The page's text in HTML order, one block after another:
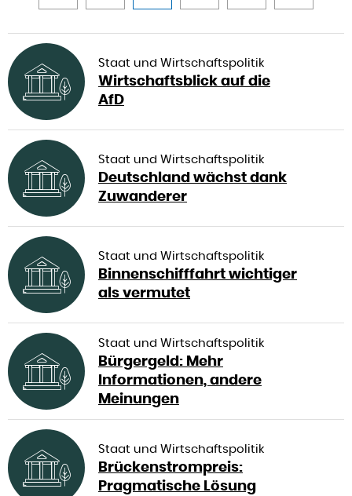
Staat und Wirtschaftspolitik
Wirtschaftsblick auf die
AfD
Staat und Wirtschaftspolitik
Deutschland wächst dank
Zuwanderer
Staat und Wirtschaftspolitik
Binnenschifffahrt wichtiger
als vermutet
Staat und Wirtschaftspolitik
Bürgergeld: Mehr
Informationen, andere
Meinungen
Staat und Wirtschaftspolitik
Brückenstrompreis:
Pragmatische Lösung